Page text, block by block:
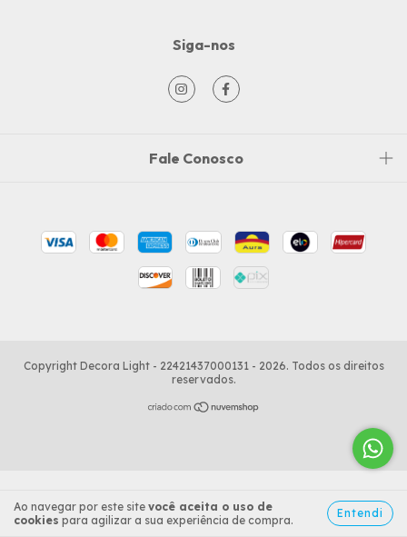
Ao navegar por este site você aceita o uso de
cookies para agilizar a sua experiência de compra.
Entendi
Siga-nos
Fale Conosco
Copyright Decora Light - 22421437000131 - 2026. Todos os direitos
reservados.